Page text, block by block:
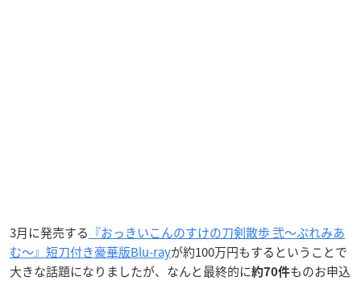
3月に発売する 『おっきいこんのすけの刀剣散歩 弐～ぷれみあ
む～』短刀付き豪華版Blu-rayが約100万円もするということで
大きな話題になりましたが、なんと最終的に約70件ものお申込